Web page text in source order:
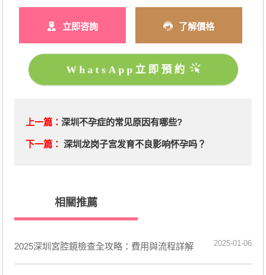
立即咨詢 了解價格
WhatsApp立即預約
上一篇： 深圳不孕症的常见原因有哪些?
下一篇： 深圳龙岗子宫发育不良影响怀孕吗？
相關推薦
​2025深圳宮腔鏡檢查全攻略：費用與流程詳解 2025-01-06